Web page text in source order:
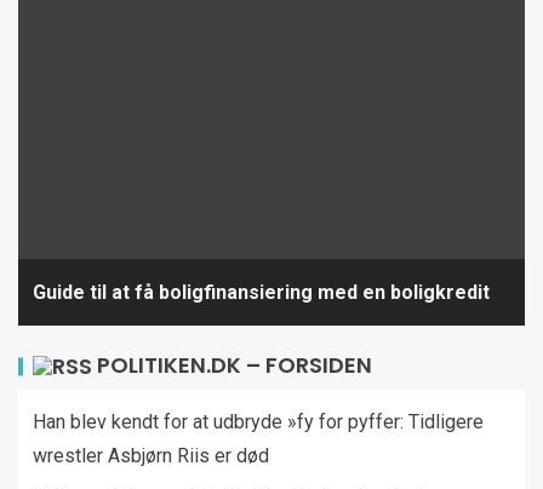
Guide til at få boligfinansiering med en boligkredit
POLITIKEN.DK – FORSIDEN
Han blev kendt for at udbryde »fy for pyffer: Tidligere
wrestler Asbjørn Riis er død